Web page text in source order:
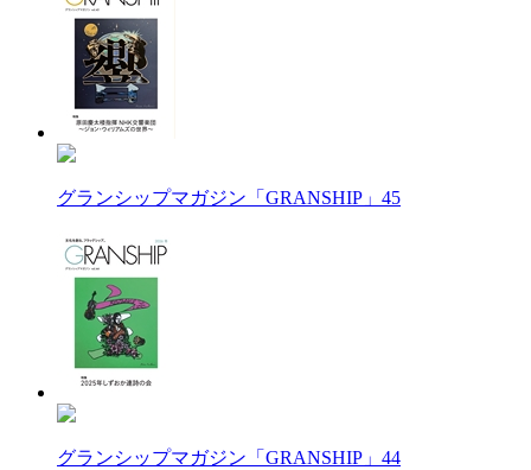
グランシップマガジン「GRANSHIP」45
グランシップマガジン「GRANSHIP」44